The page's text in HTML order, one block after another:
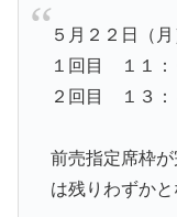
５月２２日（
１回目 １１：
２回目 １３：
前売指定席枠
は残りわずかと